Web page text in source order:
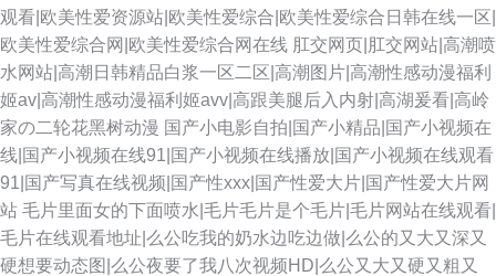
观看|欧美性爱资源站|欧美性爱综合|欧美性爱综合日韩在线一区|
欧美性爱综合网|欧美性爱综合网在线 肛交网页|肛交网站|高潮喷
水网站|高潮日韩精品白浆一区二区|高潮图片|高潮性感动漫福利
姬av|高潮性感动漫福利姬avv|高跟美腿后入内射|高湖爰看|高岭
家の二轮花黑树动漫 国产小电影自拍|国产小精品|国产小视频在
线|国产小视频在线91|国产小视频在线播放|国产小视频在线观看
91|国产写真在线视频|国产性xxx|国产性爱大片|国产性爱大片网
站 毛片里面女的下面喷水|毛片毛片是个毛片|毛片网站在线观看|
毛片在线观看地址|么公吃我的奶水边吃边做|么公的又大又深又
硬想要动态图|么公夜要了我八次视频HD|么公又大又硬又粗又